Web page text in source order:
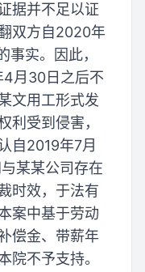
据并不足以证
双方自2020年
实。因此，
月30日之后不
文用工形式发
利受到侵害，
自2019年7月
某某公司存在
时效，于法有
案中基于劳动
偿金、带薪年
院不予支持。